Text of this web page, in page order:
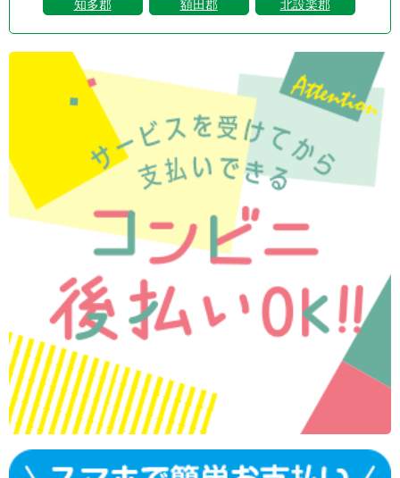
知多郡
額田郡 北設楽郡